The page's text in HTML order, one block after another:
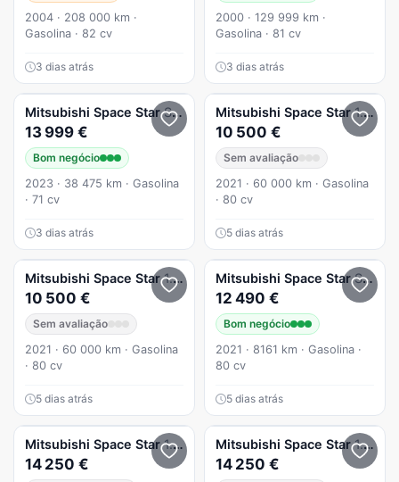
2004 · 208 000 km ·
Gasolina · 82 cv
3 dias atrás
2000 · 129 999 km ·
Gasolina · 81 cv
3 dias atrás
Mitsubishi Space Star Space Star 1.2 Connect Edition
13 999 €
Bom negócio
2023 · 38 475 km · Gasolina
· 71 cv
3 dias atrás
Mitsubishi Space Star 1.2 Clear Tec Edition+
10 500 €
Sem avaliação
2021 · 60 000 km · Gasolina
· 80 cv
5 dias atrás
Mitsubishi Space Star 1.2 Clear Tec Edition+
10 500 €
Sem avaliação
2021 · 60 000 km · Gasolina
· 80 cv
5 dias atrás
Mitsubishi Space Star Space Star 1.2 Intense
12 490 €
Bom negócio
2021 · 8161 km · Gasolina ·
80 cv
5 dias atrás
Mitsubishi Space Star 1.2 Connect Edition
14 250 €
Mitsubishi Space Star 1.2 Connect Edition
14 250 €